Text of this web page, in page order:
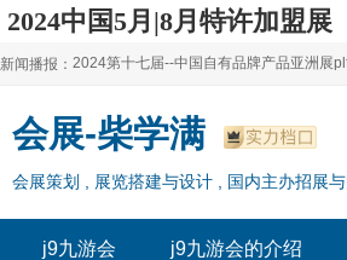
2024中国5月|8月特许加盟展
【亚洲连锁加盟展-j9九游会
新闻播报：
2024上海自有品牌展--百货展|食品展 零售
2024全球自有--品牌产品亚洲展（plf）
2024第十七届--中国自有品牌产品亚洲展
2024全球自有--品牌产品亚洲展（plf）
2024年上海--第17届自有品牌展
会展-柴学满
会展策划 , 展览搭建与设计 , 国内主办招展
j9九游会 j9九游会的介绍